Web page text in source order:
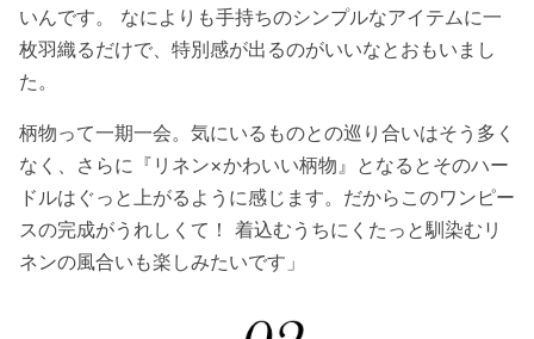
いんです。 なによりも手持ちのシンプルなアイテムに一
枚羽織るだけで、特別感が出るのがいいなとおもいまし
た。
柄物って一期一会。気にいるものとの巡り合いはそう多く
なく、さらに『リネン×かわいい柄物』となるとそのハー
ドルはぐっと上がるように感じます。だからこのワンピー
スの完成がうれしくて！ 着込むうちにくたっと馴染むリ
ネンの風合いも楽しみたいです」